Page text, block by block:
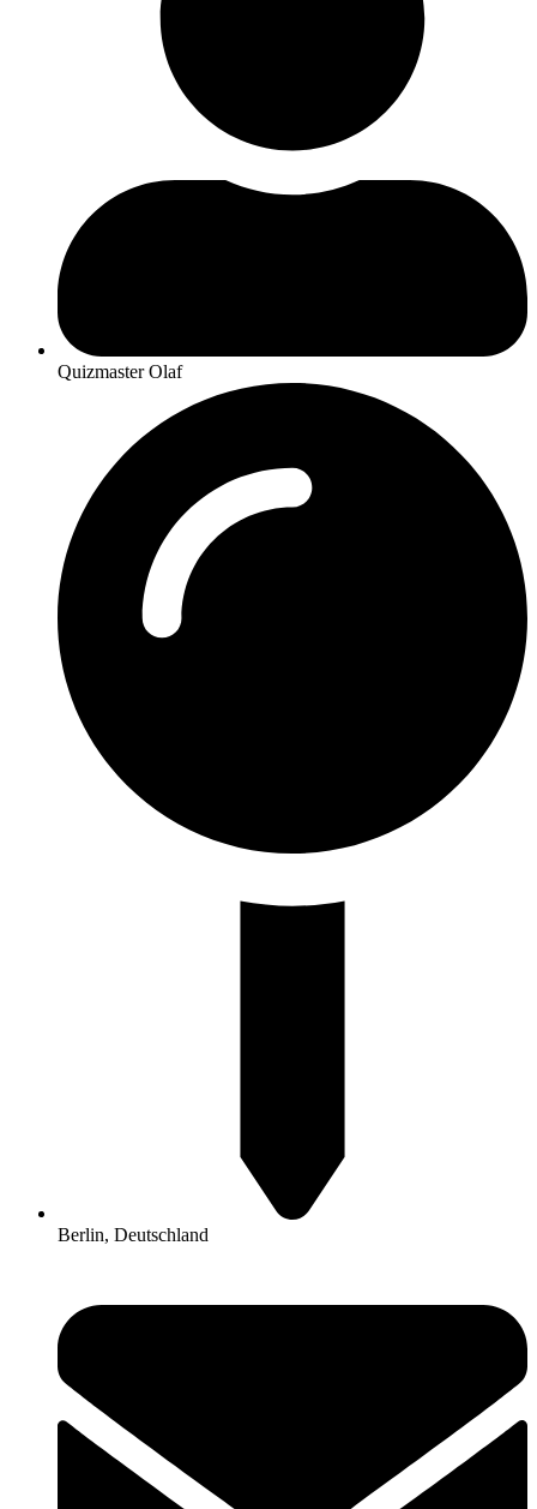
Quizmaster Olaf
Berlin, Deutschland